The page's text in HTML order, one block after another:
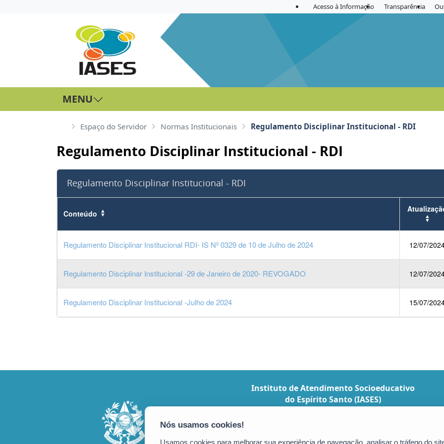
Acesso à Informação Transparência
MENU
Espaço do Servidor Normas Institucionais Regulamento Disciplinar Institucional - RDI
Regulamento Disciplinar Institucional - RDI
Regulamento Disciplinar Institucional - RDI
Conteúdo
Regulamento Disciplinar Institucional RDI- IS Nº 0329 de 10 de Julho de 2024 12/07/
Regulamento Disciplinar Institucional -29 de Janeiro de 2020- REVOGADO 12/07/
Regulamento Disciplinar Institucional -Julho de 2024 15/07/
Instituto de Atendimento Socioeducativo
do Espírito Santo (IASES)
Usamos cookies para melhorar sua experiência de navegação, analisar o tráfego do